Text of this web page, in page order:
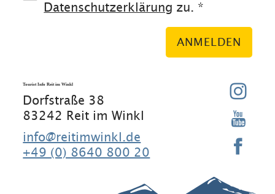
Datenschutzerklärung zu. *
ANMELDEN
Tourist Info Reit im Winkl
Dorfstraße 38
83242 Reit im Winkl
info@reitimwinkl.de
+49 (0) 8640 800 20